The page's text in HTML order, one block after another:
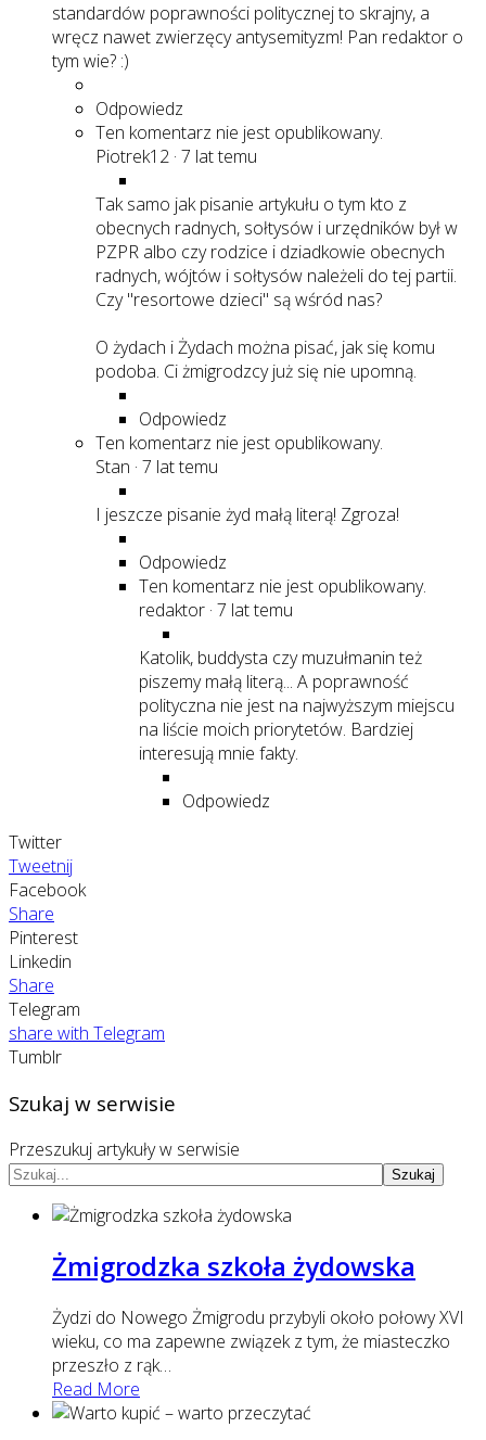
standardów poprawności politycznej to skrajny, a
wręcz nawet zwierzęcy antysemityzm! Pan redaktor o
tym wie? :)
Odpowiedz
Ten komentarz nie jest opublikowany.
Piotrek12 · 7 lat temu
Tak samo jak pisanie artykułu o tym kto z
obecnych radnych, sołtysów i urzędników był w
PZPR albo czy rodzice i dziadkowie obecnych
radnych, wójtów i sołtysów należeli do tej partii.
Czy "resortowe dzieci" są wśród nas?
O żydach i Żydach można pisać, jak się komu
podoba. Ci żmigrodzcy już się nie upomną.
Odpowiedz
Ten komentarz nie jest opublikowany.
Stan · 7 lat temu
I jeszcze pisanie żyd małą literą! Zgroza!
Odpowiedz
Ten komentarz nie jest opublikowany.
redaktor · 7 lat temu
Katolik, buddysta czy muzułmanin też
piszemy małą literą... A poprawność
polityczna nie jest na najwyższym miejscu
na liście moich priorytetów. Bardziej
interesują mnie fakty.
Odpowiedz
Twitter
Tweetnij
Facebook
Share
Pinterest
Linkedin
Share
Telegram
share with Telegram
Tumblr
Szukaj w serwisie
Przeszukuj artykuły w serwisie
Szukaj
Żmigrodzka szkoła żydowska
Żydzi do Nowego Żmigrodu przybyli około połowy XVI
wieku, co ma zapewne związek z tym, że miasteczko
przeszło z rąk…
Read More